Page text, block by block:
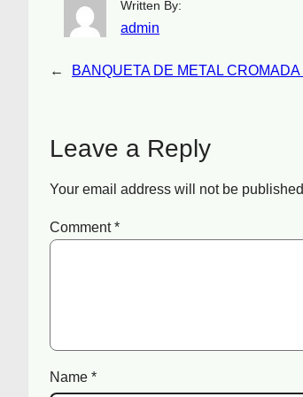
Written By:
admin
← BANQUETA DE METAL
Leave a Reply
Your email address will not be
Comment*
Name *